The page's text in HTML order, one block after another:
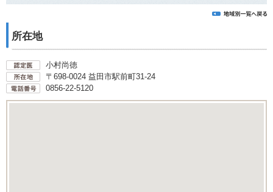
所在地
小村尚徳
〒698-0024 益田市駅前町31-24
0856-22-5120